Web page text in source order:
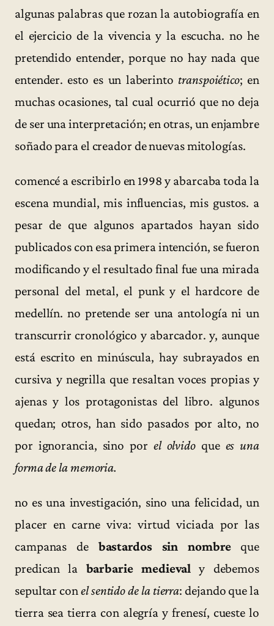
algunas palabras que rozan la autobiografía en
el ejercicio de la vivencia y la escucha. no he
pretendido entender, porque no hay nada que
entender. esto es un laberinto transpoiético; en
muchas ocasiones, tal cual ocurrió que no deja
de ser una interpretación; en otras, un enjambre
soñado para el creador de nuevas mitologías.
comencé a escribirlo en 1998 y abarcaba toda la
escena mundial, mis influencias, mis gustos. a
pesar de que algunos apartados hayan sido
publicados con esa primera intención, se fueron
modificando y el resultado final fue una mirada
personal del metal, el punk y el hardcore de
medellín. no pretende ser una antología ni un
transcurrir cronológico y abarcador. y, aunque
está escrito en minúscula, hay subrayados en
cursiva y negrilla que resaltan voces propias y
ajenas y los protagonistas del libro. algunos
quedan; otros, han sido pasados por alto, no
por ignorancia, sino por el olvidoque es una
forma de la memoria.
no es una investigación, sino una felicidad, un
placer en carne viva: virtud viciada por las
campanas de bastardos sin nombreque
predican la barbarie medieval y debemos
sepultar conel sentido de la tierra: dejando que la
tierra sea tierra con alegría y frenesí, cueste lo